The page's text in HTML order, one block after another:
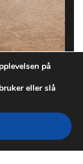
på
eller slå